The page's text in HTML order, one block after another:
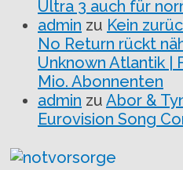
Ultra 3 auch für
admin zu Kein
No Return rückt
Unknown Atlantik |
Mio. Abonnenten
admin zu Abor &
Eurovision Song